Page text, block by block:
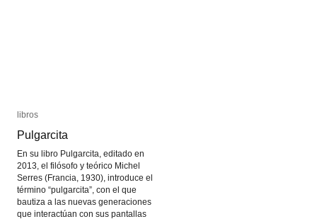
libros
Pulgarcita
En su libro Pulgarcita, editado en
2013, el filósofo y teórico Michel
Serres (Francia, 1930), introduce el
término “pulgarcita”, con el que
bautiza a las nuevas generaciones
que interactúan con sus pantallas
libros
Pulgarcita